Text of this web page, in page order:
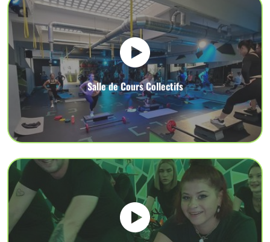
Salle de Cours Collectifs